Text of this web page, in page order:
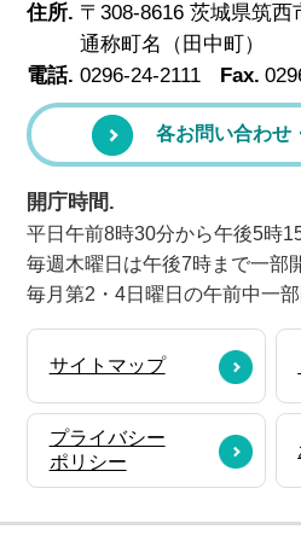
住所. 〒308-8616 茨城県筑西
通称町名（田中町）
電話. 0296-24-2111 Fax.
各お問い合わせ
開庁時間.
平日午前8時30分から午後5時
毎週木曜日は午後7時まで一部
毎月第2・4日曜日の午前中一
サイトマップ
プライバシー
ポリシー